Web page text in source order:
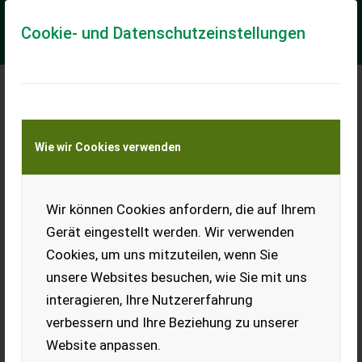
Cookie- und Datenschutzeinstellungen
Wie wir Cookies verwenden
Wir können Cookies anfordern, die auf Ihrem
Gerät eingestellt werden. Wir verwenden
Cookies, um uns mitzuteilen, wenn Sie
unsere Websites besuchen, wie Sie mit uns
interagieren, Ihre Nutzererfahrung
verbessern und Ihre Beziehung zu unserer
Website anpassen.
Meine Transportkostenanfrage
Transport von Land- und Baumaschinen –
KEINE Tiertransporte
Alufelgen Audi A6
Gummi wie neu, ca. 2.000 km.
Waren auf einem Audi A6, Bj.
12 montiert. 255/45 ZR19.
EUR 0